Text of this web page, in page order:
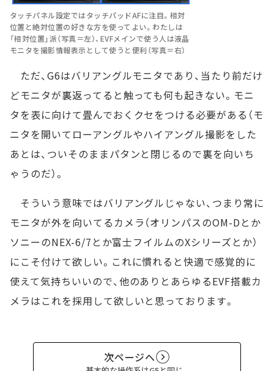
タッチパネル設定ではタッチパッドAFに注目。相対
位置と絶対位置の好きな方を使ってよい。わたしは
「相対位置」派（写真＝左）、EVFメインで使う人は液晶
モニタを撮影情報表示として使うと便利（写真＝右）
ただ、G6はバリアングルモニタであり、当たり前だけ
どモニタが裏返ってると触っても何も起きない。モニ
タを表に向けて畳んでおくクセをつける必要がある（モ
ニタを開いてローアングルやハイアングル撮影をした
あとは、ついそのままパタンと閉じるので裏を向いち
ゃうのだ）。
そういう意味ではバリアングルじゃない、つまり常に
モニタが外を向いてるカメラ（オリンパスのOM-Dとか
ソニーのNEX-6/7とか富士フイルムのXシリーズとか）
にこそ付けて欲しい。これに慣れると快適で感覚的に
使えて気持ちいいので、他のありとあらゆるEVF搭載カ
メラはこれを採用して欲しいと思っております。
次ページへ